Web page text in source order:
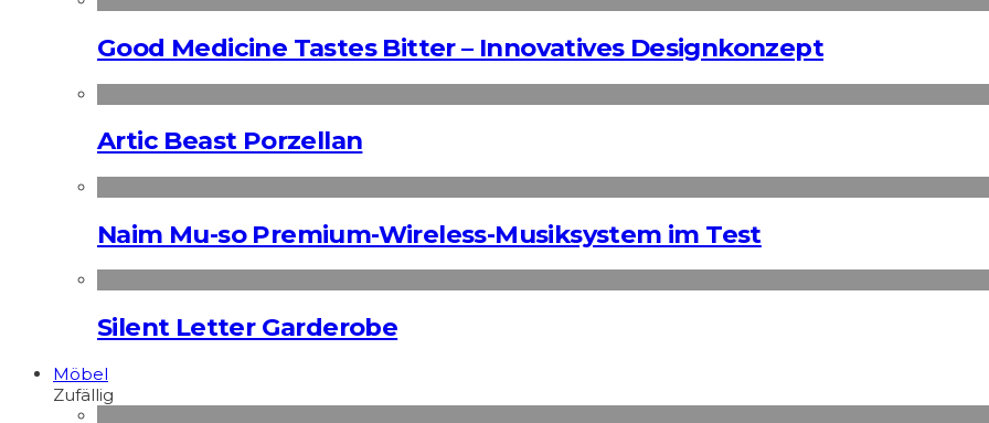
Good Medicine Tastes Bitter – Innovatives Designkonzept
Artic Beast Porzellan
Naim Mu-so Premium-Wireless-Musiksystem im Test
Silent Letter Garderobe
Möbel
Zufällig